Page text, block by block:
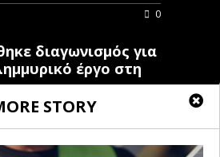
STORY
0
διαγωνισμός για
έργο στη